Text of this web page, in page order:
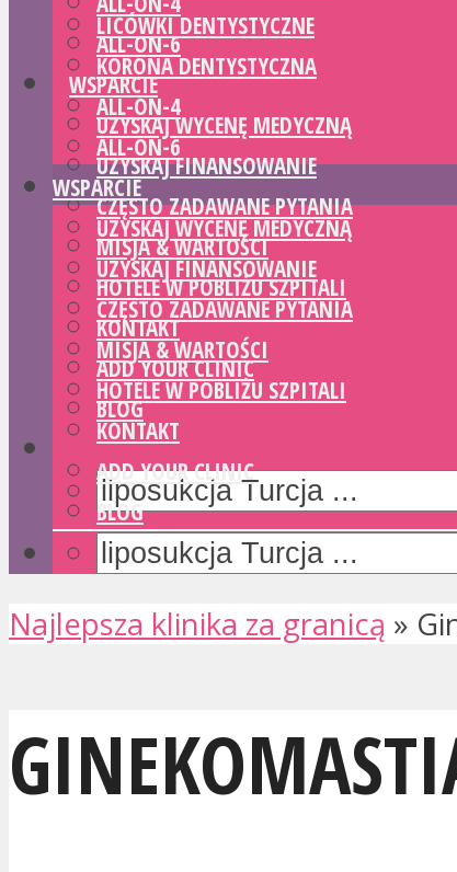
ALL-ON-6
WSPARCIE
UZYSKAJ WYCENĘ MEDYCZNĄ
UZYSKAJ FINANSOWANIE
CZĘSTO ZADAWANE PYTANIA
MISJA & WARTOŚCI
HOTELE W POBLIŻU SZPITALI
KONTAKT
ADD YOUR CLINIC
BLOG
LICÓWKI DENTYSTYCZNE
KORONA DENTYSTYCZNA
ALL-ON-4
ALL-ON-6
WSPARCIE
UZYSKAJ WYCENĘ MEDYCZNĄ
UZYSKAJ FINANSOWANIE
CZĘSTO ZADAWANE PYTANIA
MISJA & WARTOŚCI
HOTELE W POBLIŻU SZPITALI
KONTAKT
ADD YOUR CLINIC
BLOG
Najlepsza klinika za granicą »